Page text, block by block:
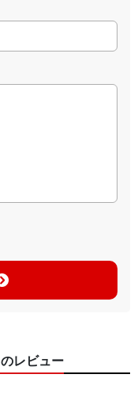
レビュー